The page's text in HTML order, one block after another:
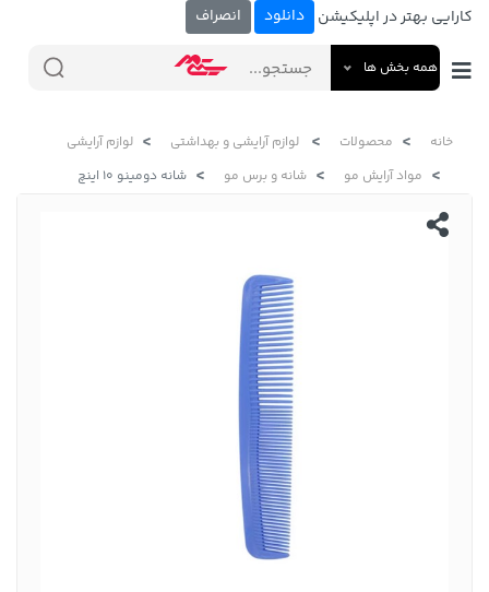
کارایی بهتر در اپلیکیشن دانلود انصراف
همه بخش ها
خانه محصولات لوازم آرایشی و بهداشتی
لوازم آرایشی
مواد آرایش مو
شانه و برس مو شانه دومینو 10 اینچ